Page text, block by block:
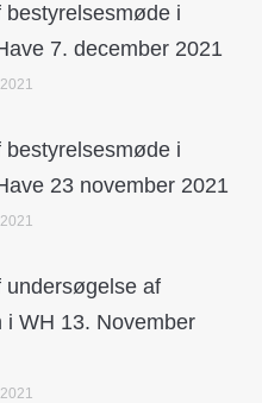
bestyrelsesmøde i
7. december 2021
bestyrelsesmøde i
23 november 2021
undersøgelse af
i WH 13. November